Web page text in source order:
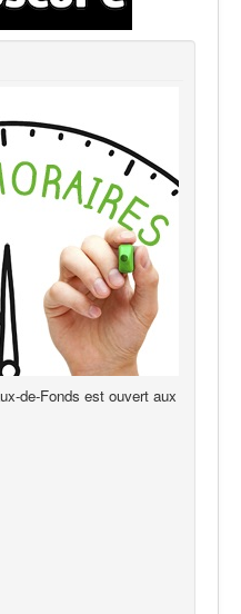
de-Fonds est ouvert aux